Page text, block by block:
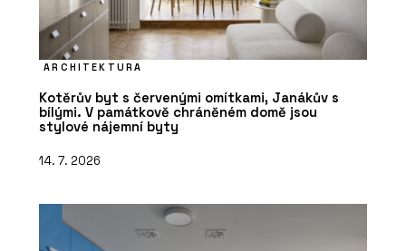
ARCHITEKTURA
Kotěrův byt s červenými omítkami, Janákův s
bílými. V památkově chráněném domě jsou
stylové nájemní byty
14. 7. 2026